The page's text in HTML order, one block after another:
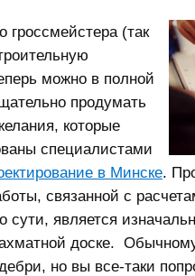
(так
можно в полной
продумать
которые
специалистами
в Минске.
связанной с
сути, является
доске.
но вы все-таки